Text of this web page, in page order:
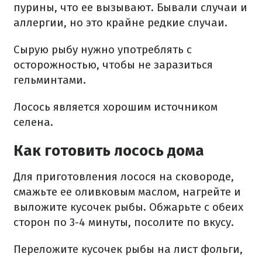
пурины, что ее вызывают. Бывали случаи и
аллергии, но это крайне редкие случаи.
Сырую рыбу нужно употреблять с
осторожностью, чтобы не заразиться
гельминтами.
Лосось является хорошим источником
селена.
Как готовить лосось дома
Для приготовления лосося на сковороде,
смажьте ее оливковым маслом, нагрейте и
выложите кусочек рыбы. Обжарьте с обеих
сторон по 3-4 минуты, посолите по вкусу.
Переложите кусочек рыбы на лист фольги,